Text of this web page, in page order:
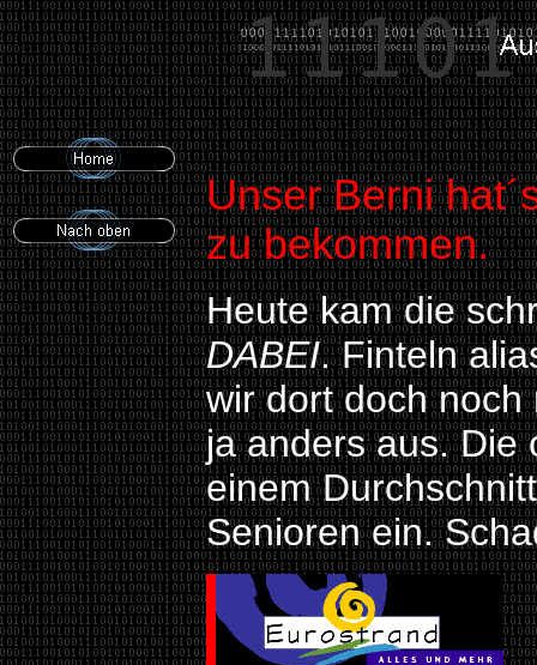
Unser Berni
zu bekommen.
Heute kam die
DABEI. Finteln
wir dort doch
ja anders aus. Die
einem
Senioren ein.